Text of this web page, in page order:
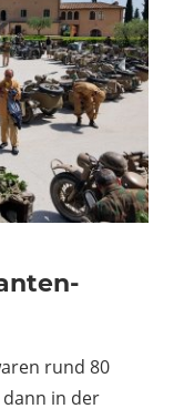
rund 80
dann in der